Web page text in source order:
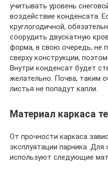
учитывать уровень
воздействие конденсата.
круглогодичной,
соорудить двускатную
форма, в свою очередь, не
сверху конструкции,
Внутри конденсат будет
желательно. Почва, таким
листья не попадут капли.
Материал каркаса
От прочности каркаса
эксплуатации парника.
используют следующие